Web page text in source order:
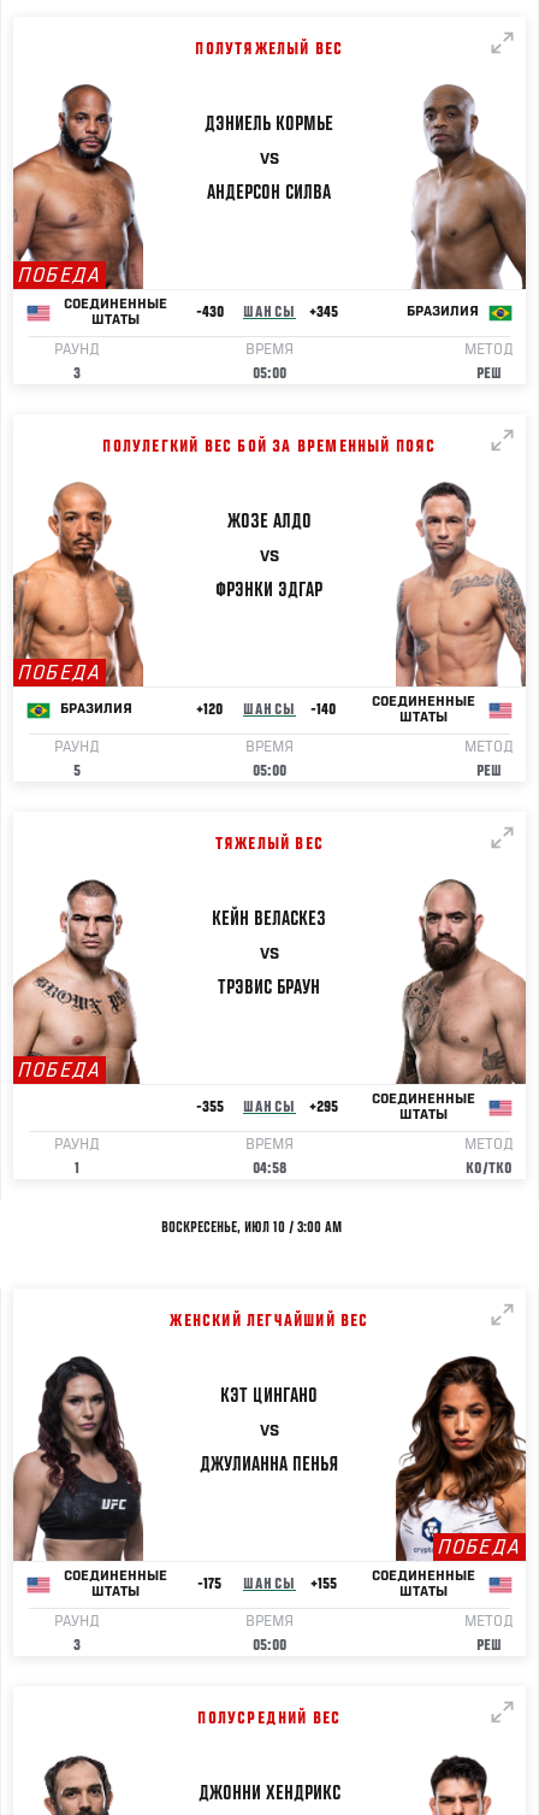
ПОЛУТЯЖЕЛЫЙ ВЕС
ПОБЕДА
ДЭНИЕЛЬ КОРМЬЕ
VS
АНДЕРСОН СИЛВА
СОЕДИНЕННЫЕ
ШТАТЫ
-430 ШАНСЫ +345 БРАЗИЛИЯ
РАУНД
3
ВРЕМЯ
05:00
МЕТОД
РЕШ
ПОЛУЛЕГКИЙ ВЕС БОЙ ЗА ВРЕМЕННЫЙ ПОЯС
ПОБЕДА
ЖОЗЕ АЛДО
VS
ФРЭНКИ ЭДГАР
БРАЗИЛИЯ +120 ШАНСЫ -140
СОЕДИНЕННЫЕ
ШТАТЫ
РАУНД
5
ВРЕМЯ
05:00
МЕТОД
РЕШ
ТЯЖЕЛЫЙ ВЕС
ПОБЕДА
КЕЙН ВЕЛАСКЕЗ
VS
ТРЭВИС БРАУН
-355 ШАНСЫ +295
СОЕДИНЕННЫЕ
ШТАТЫ
РАУНД
1
ВРЕМЯ
04:58
МЕТОД
KO/TKO
ВОСКРЕСЕНЬЕ, ИЮЛ 10 / 3:00 AM
ЖЕНСКИЙ ЛЕГЧАЙШИЙ ВЕС
КЭТ ЦИНГАНО
VS
ДЖУЛИАННА ПЕНЬЯ
ПОБЕДА
СОЕДИНЕННЫЕ
ШТАТЫ
-175 ШАНСЫ +155
СОЕДИНЕННЫЕ
ШТАТЫ
РАУНД
3
ВРЕМЯ
05:00
МЕТОД
РЕШ
ПОЛУСРЕДНИЙ ВЕС
ДЖОННИ ХЕНДРИКС